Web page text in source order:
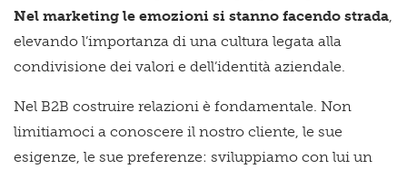
Nel marketing le emozioni si stanno facendo strada
elevando l’importanza di una cultura legata alla
condivisione dei valori e dell’identità aziendale.
Nel B2B costruire relazioni è fondamentale. Non
limitiamoci a conoscere il nostro cliente, le sue
esigenze, le sue preferenze: sviluppiamo con lui un